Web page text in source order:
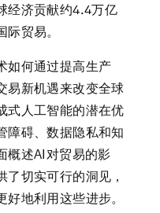
经济贡献约4.4万亿
贸易。
如何通过提高生产
易新机遇来改变全球
式人工智能的潜在优
障碍、数据隐私和知
概述AI对贸易的影
切实可行的洞见，
地利用这些进步。